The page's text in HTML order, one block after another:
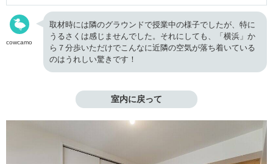
cowcamo
取材時には隣のグラウンドで授業中の様子でしたが、特に
うるさくは感じませんでした。それにしても、「横浜」か
ら７分歩いただけでこんなに近隣の空気が落ち着いている
のはうれしい驚きです！
室内に戻って